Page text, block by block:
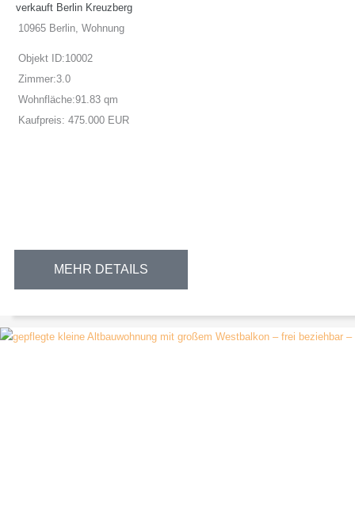
verkauft Berlin Kreuzberg
10965 Berlin, Wohnung
Objekt ID:10002
Zimmer:3.0
Wohnfläche:91.83 qm
Kaufpreis: 475.000 EUR
MEHR DETAILS